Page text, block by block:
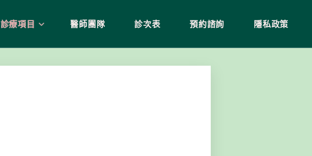
診療項目 醫師團隊 診次表 預約諮詢 隱私政策